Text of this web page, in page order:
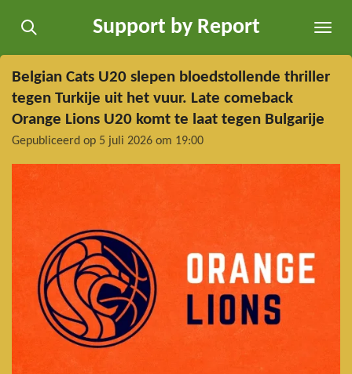
direct
naar
de
hoofdinhoud
Support by Report
Belgian Cats U20 slepen bloedstollende thriller
tegen Turkije uit het vuur. Late comeback
Orange Lions U20 komt te laat tegen Bulgarije
Gepubliceerd op 5 juli 2026 om 19:00